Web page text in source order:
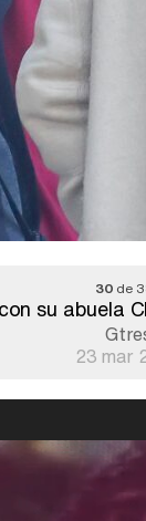
30 de
su abuela
23 mar